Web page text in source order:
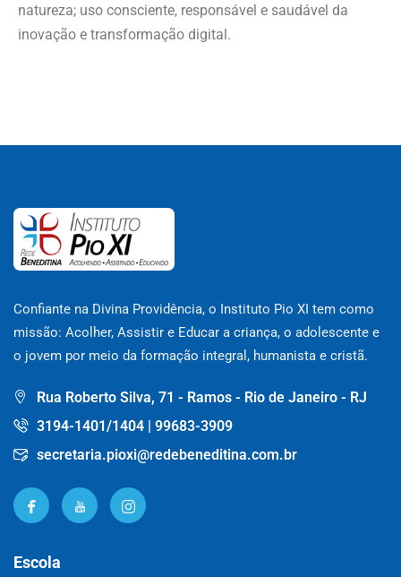
natureza; uso consciente, responsável e saudável da
inovação e transformação digital.
Confiante na Divina Providência, o Instituto Pio XI tem como
missão: Acolher, Assistir e Educar a criança, o adolescente e
o jovem por meio da formação integral, humanista e cristã.
Rua Roberto Silva, 71 - Ramos - Rio de Janeiro - RJ
3194-1401/1404 | 99683-3909
secretaria.pioxi@redebeneditina.com.br
Escola